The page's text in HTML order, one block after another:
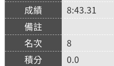
8:43.31
8
0.0